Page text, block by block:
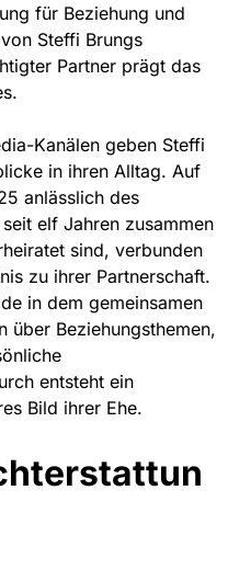
für Beziehung und
Steffi Brungs
Partner prägt das
Kanälen geben Steffi
in ihren Alltag. Auf
anlässlich des
elf Jahren zusammen
sind, verbunden
zu ihrer Partnerschaft.
in dem gemeinsamen
über Beziehungsthemen,
entsteht ein
Bild ihrer Ehe.